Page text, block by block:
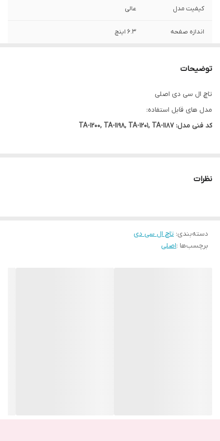
کیفیت مدل عالی
اندازه صفحه 6.3 اینچ
توضیحات
تاچ ال سی دی اصلی
مدل های قابل استفاده:
کد فنی مدل: TA-1200, TA-1198, TA-1201, TA-1187
نظرات
دسته‌بندی: تاچ ال سی دی
برچسب‌ها :اصلی